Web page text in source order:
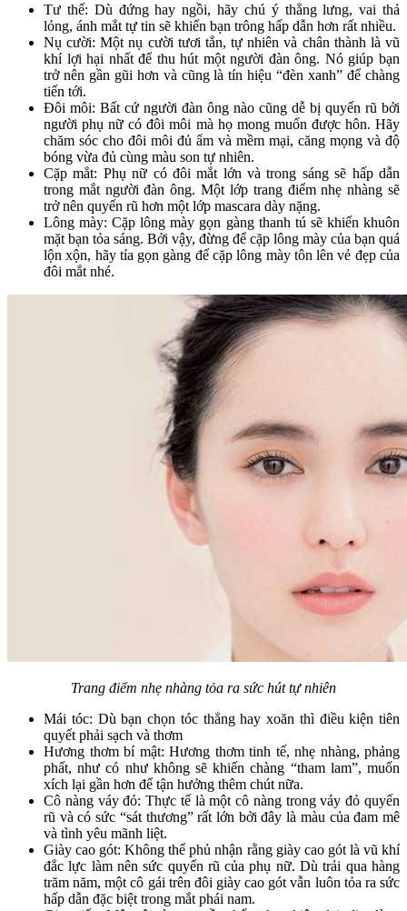
Tư thế: Dù đứng hay ngồi, hãy chú ý thẳng lưng, vai thả
lỏng, ánh mắt tự tin sẽ khiến bạn trông hấp dẫn hơn rất nhiều.
Nụ cười: Một nụ cười tươi tắn, tự nhiên và chân thành là vũ
khí lợi hại nhất để thu hút một người đàn ông. Nó giúp bạn
trở nên gần gũi hơn và cũng là tín hiệu “đèn xanh” để chàng
tiến tới.
Đôi môi: Bất cứ người đàn ông nào cũng dễ bị quyến rũ bởi
người phụ nữ có đôi môi mà họ mong muốn được hôn. Hãy
chăm sóc cho đôi môi đủ ẩm và mềm mại, căng mọng và độ
bóng vừa đủ cùng màu son tự nhiên.
Cặp mắt: Phụ nữ có đôi mắt lớn và trong sáng sẽ hấp dẫn
trong mắt người đàn ông. Một lớp trang điểm nhẹ nhàng sẽ
trở nên quyến rũ hơn một lớp mascara dày nặng.
Lông mày: Cặp lông mày gọn gàng thanh tú sẽ khiến khuôn
mặt bạn tỏa sáng. Bởi vậy, đừng để cặp lông mày của bạn quá
lộn xộn, hãy tỉa gọn gàng để cặp lông mày tôn lên vẻ đẹp của
đôi mắt nhé.
Trang điểm nhẹ nhàng tỏa ra sức hút tự nhiên
Mái tóc: Dù bạn chọn tóc thẳng hay xoăn thì điều kiện tiên
quyết phải sạch và thơm
Hương thơm bí mật: Hương thơm tinh tế, nhẹ nhàng, phảng
phất, như có như không sẽ khiến chàng “tham lam”, muốn
xích lại gần hơn để tận hưởng thêm chút nữa.
Cô nàng váy đỏ: Thực tế là một cô nàng trong váy đỏ quyến
rũ và có sức “sát thương” rất lớn bởi đây là màu của đam mê
và tình yêu mãnh liệt.
Giày cao gót: Không thể phủ nhận rằng giày cao gót là vũ khí
đắc lực làm nên sức quyến rũ của phụ nữ. Dù trải qua hàng
trăm năm, một cô gái trên đôi giày cao gót vẫn luôn tỏa ra sức
hấp dẫn đặc biệt trong mắt phái nam.